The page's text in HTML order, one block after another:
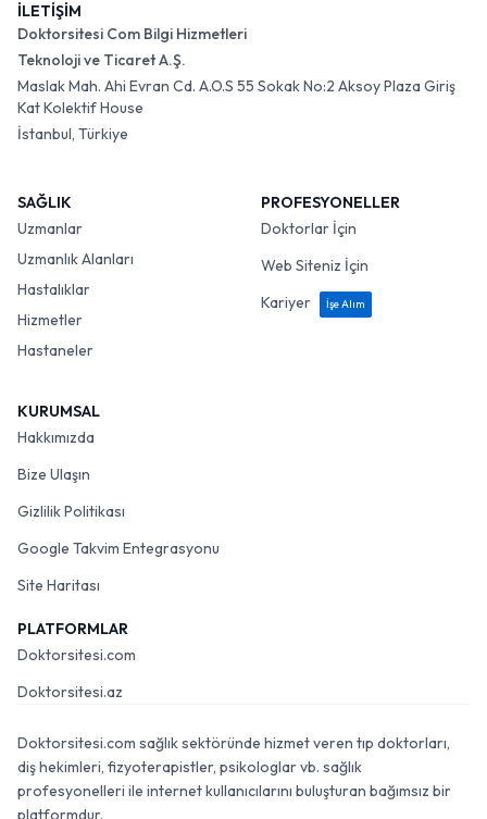
İLETİŞİM
Doktorsitesi Com Bilgi Hizmetleri
Teknoloji ve Ticaret A.Ş.
Maslak Mah. Ahi Evran Cd. A.O.S 55 Sokak No:2 Aksoy Plaza Giriş
Kat Kolektif House
İstanbul, Türkiye
SAĞLIK
Uzmanlar
Uzmanlık Alanları
Hastalıklar
Hizmetler
Hastaneler
PROFESYONELLER
Doktorlar İçin
Web Siteniz İçin
Kariyer
İşe Alım
KURUMSAL
Hakkımızda
Bize Ulaşın
Gizlilik Politikası
Google Takvim Entegrasyonu
Site Haritası
PLATFORMLAR
Doktorsitesi.com
Doktorsitesi.az
Doktorsitesi.com sağlık sektöründe hizmet veren tıp doktorları,
diş hekimleri, fizyoterapistler, psikologlar vb. sağlık
profesyonelleri ile internet kullanıcılarını buluşturan bağımsız bir
platformdur.